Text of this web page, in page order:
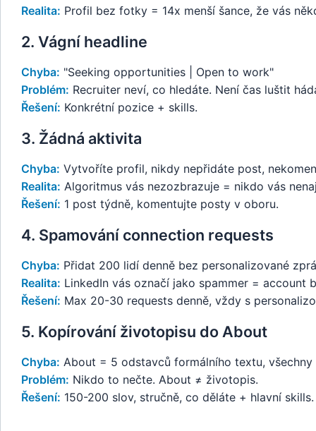
Realita: Profil bez fotky = 14x menší šance, že vás
2. Vágní headline
Chyba: "Seeking opportunities | Open to work"
Problém: Recruiter neví, co hledáte. Není čas luštit
Řešení: Konkrétní pozice + skills.
3. Žádná aktivita
Chyba: Vytvoříte profil, nikdy nepřidáte post,
Realita: Algoritmus vás nezozbrazuje = nikdo vás
Řešení: 1 post týdně, komentujte posty v oboru.
4. Spamování connection requests
Chyba: Přidat 200 lidí denně bez personalizované
Realita: LinkedIn vás označí jako spammer = account
Řešení: Max 20-30 requests denně, vždy s
5. Kopírování životopisu do About
Chyba: About = 5 odstavců formálního textu,
Problém: Nikdo to nečte. About ≠ životopis.
Řešení: 150-200 slov, stručně, co děláte + hlavní skills.